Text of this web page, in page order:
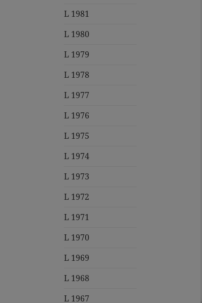
L 1981
L 1980
L 1979
L 1978
L 1977
L 1976
L 1975
L 1974
L 1973
L 1972
L 1971
L 1970
L 1969
L 1968
L 1967